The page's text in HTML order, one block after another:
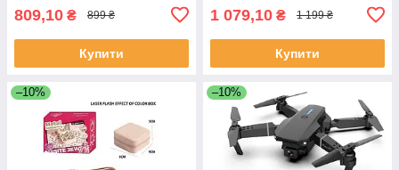
809,10 ₴ 899 ₴
Купити
1 079,10 ₴ 1 199 ₴
Купити
–10% –10%